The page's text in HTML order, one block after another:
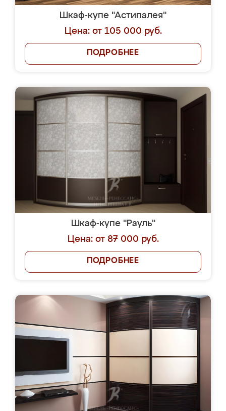
Шкаф-купе "Астипалея"
Цена: от 105 000 руб.
ПОДРОБНЕЕ
Шкаф-купе "Рауль"
Цена: от 87 000 руб.
ПОДРОБНЕЕ